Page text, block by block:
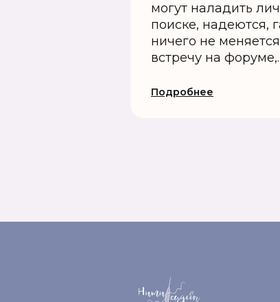
могут наладить
поиске, надеются,
ничего не
встречу на
Подробнее